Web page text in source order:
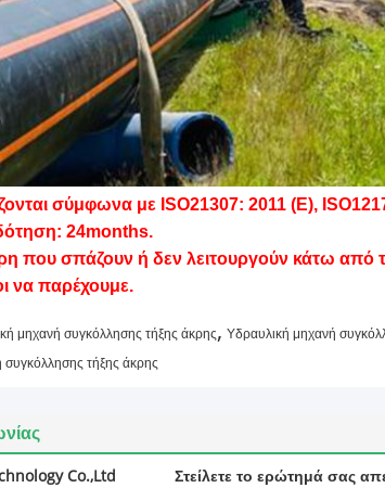
σύμφωνα με ISO21307: 2011 (Ε),
24months.
που σπάζουν ή δεν λειτουργούν κάτω από
να παρέχουμε.
μηχανή συγκόλλησης τήξης άκρης, Υδραυλική μηχανή
τήξης άκρης
Co.,Ltd Στείλετε το ερώτημά σας